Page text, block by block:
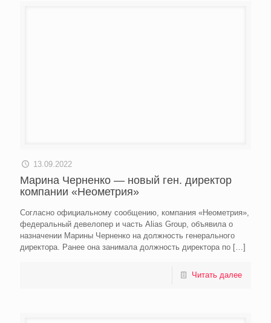
13.09.2022
Марина Черненко — новый ген. директор
компании «Неометрия»
Согласно официальному сообщению, компания «Неометрия»,
федеральный девелопер и часть Alias Group, объявила о
назначении Марины Черненко на должность генерального
директора. Ранее она занимала должность директора по […]
Читать далее